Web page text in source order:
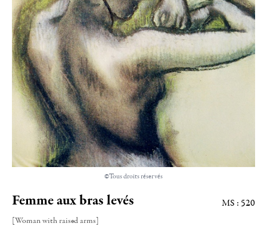
©Tous droits réservés
Femme aux bras levés
[Woman with raised arms]
MS : 520